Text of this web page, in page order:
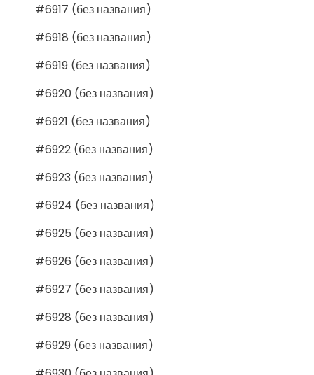
#6917 (без названия)
#6918 (без названия)
#6919 (без названия)
#6920 (без названия)
#6921 (без названия)
#6922 (без названия)
#6923 (без названия)
#6924 (без названия)
#6925 (без названия)
#6926 (без названия)
#6927 (без названия)
#6928 (без названия)
#6929 (без названия)